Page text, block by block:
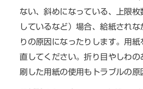
ない、斜めになっている、上限枚
しているなど）場合、給紙されな
りの原因になったりします。用紙
直してください。折り目やしわの
刷した用紙の使用もトラブルの原